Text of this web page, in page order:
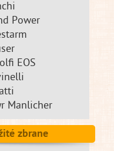
Power
EOS
Manlicher
zbrane